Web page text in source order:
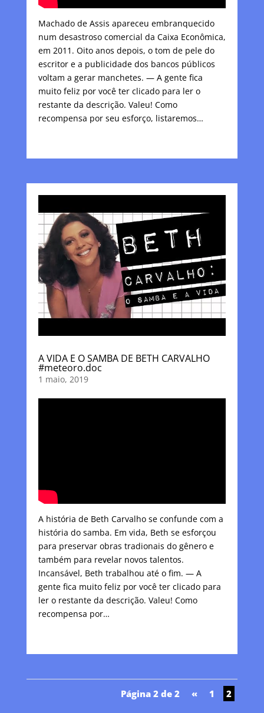
Machado de Assis apareceu embranquecido
num desastroso comercial da Caixa Econômica,
em 2011. Oito anos depois, o tom de pele do
escritor e a publicidade dos bancos públicos
voltam a gerar manchetes. — A gente fica
muito feliz por você ter clicado para ler o
restante da descrição. Valeu! Como
recompensa por seu esforço, listaremos…
A VIDA E O SAMBA DE BETH CARVALHO
#meteoro.doc
1 maio, 2019
A história de Beth Carvalho se confunde com a
história do samba. Em vida, Beth se esforçou
para preservar obras tradionais do gênero e
também para revelar novos talentos.
Incansável, Beth trabalhou até o fim. — A
gente fica muito feliz por você ter clicado para
ler o restante da descrição. Valeu! Como
recompensa por…
Página 2 de 2 « 1 2